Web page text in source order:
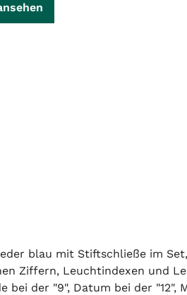
blau mit Stiftschließe im
Ziffern, Leuchtindexen und
bei der "9", Datum bei der "12",